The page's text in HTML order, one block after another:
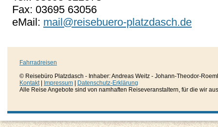
Fax: 03695 63056
eMail: mail@reisebuero-platzdasch.de
Fahrradreisen
© Reisebüro Platzdasch - Inhaber: Andreas Weitz - Johann-Theodor-
Kontakt| Impressum
Datenschutz-Erklärung
Alle Reise Angebote sind von namhaften Reiseveranstaltern, für die wir